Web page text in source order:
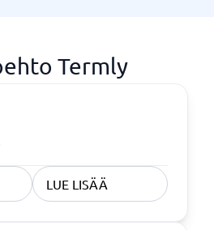
Termly
LUE LISÄÄ